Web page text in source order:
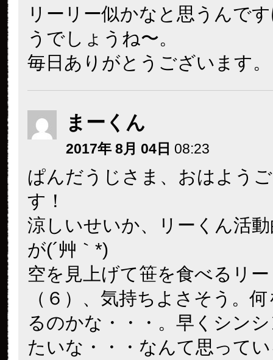
リーリー似かなと思うんで
うでしょうね〜。
毎日ありがとうございます。
まーくん
2017年 8月 04日 08:23
ぱんだうじさま、おはよう
す！
涼しいせいか、リーくん活
が(´艸｀*)
空を見上げて笹を食べるリ
（６）、気持ちよさそう。
るのかな・・・。早くシン
たいな・・・なんて思って